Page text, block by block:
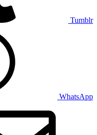
Tumblr
WhatsApp